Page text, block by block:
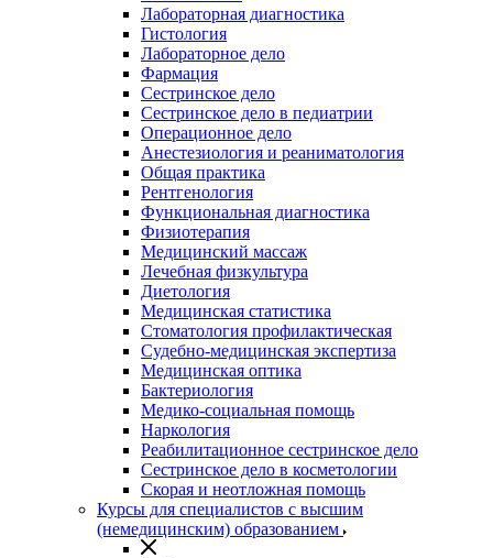
Лабораторная диагностика
Гистология
Лабораторное дело
Фармация
Сестринское дело
Сестринское дело в педиатрии
Операционное дело
Анестезиология и реаниматология
Общая практика
Рентгенология
Функциональная диагностика
Физиотерапия
Медицинский массаж
Лечебная физкультура
Диетология
Медицинская статистика
Стоматология профилактическая
Судебно-медицинская экспертиза
Медицинская оптика
Бактериология
Медико-социальная помощь
Наркология
Реабилитационное сестринское дело
Сестринское дело в косметологии
Скорая и неотложная помощь
Курсы для специалистов с высшим
(немедицинским) образованием